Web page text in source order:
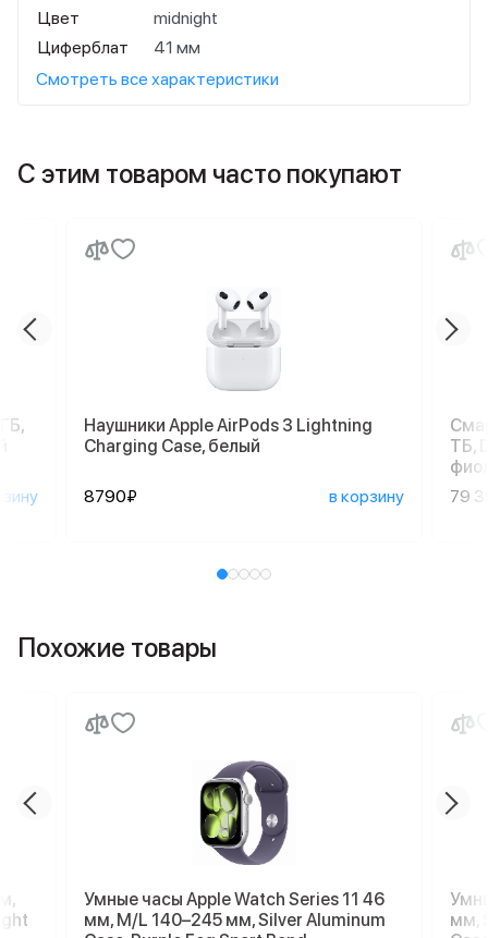
Цвет
midnight
Циферблат
41 мм
Смотреть все характеристики
С этим товаром часто покупают
Наушники Apple AirPods 3 Lightning
Charging Case, белый
8790₽ в корзину
ТБ,
79
Похожие товары
Умные часы Apple Watch Series 11 46
мм, M/L 140–245 мм, Silver Aluminum
мм,